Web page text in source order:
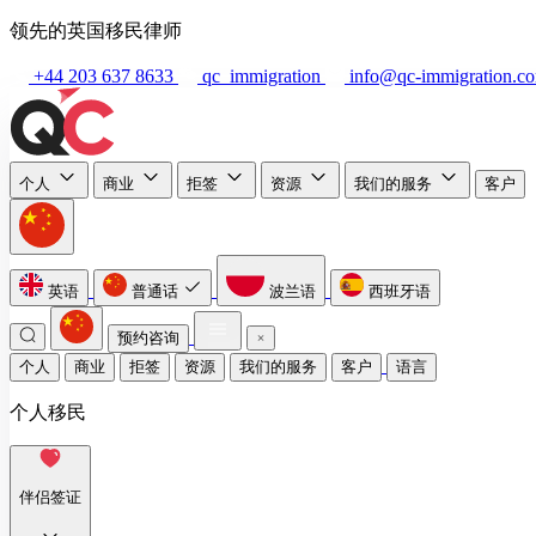
领先的英国移民律师
+44 203 637 8633 qc_immigration info@qc-
个人 商业 拒签 资源 我们的服务 客户
英语 普通话 波兰语 西班牙语
预约咨询
个人
商业 拒签 资源 我们的服务 客户 语言
个人移民
伴侣签证